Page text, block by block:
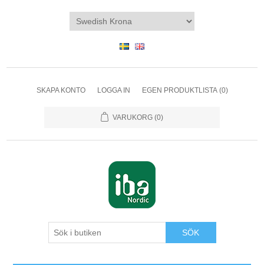
SKAPA KONTO LOGGA IN EGEN PRODUKTLISTA (0)
VARUKORG (0)
SÖK